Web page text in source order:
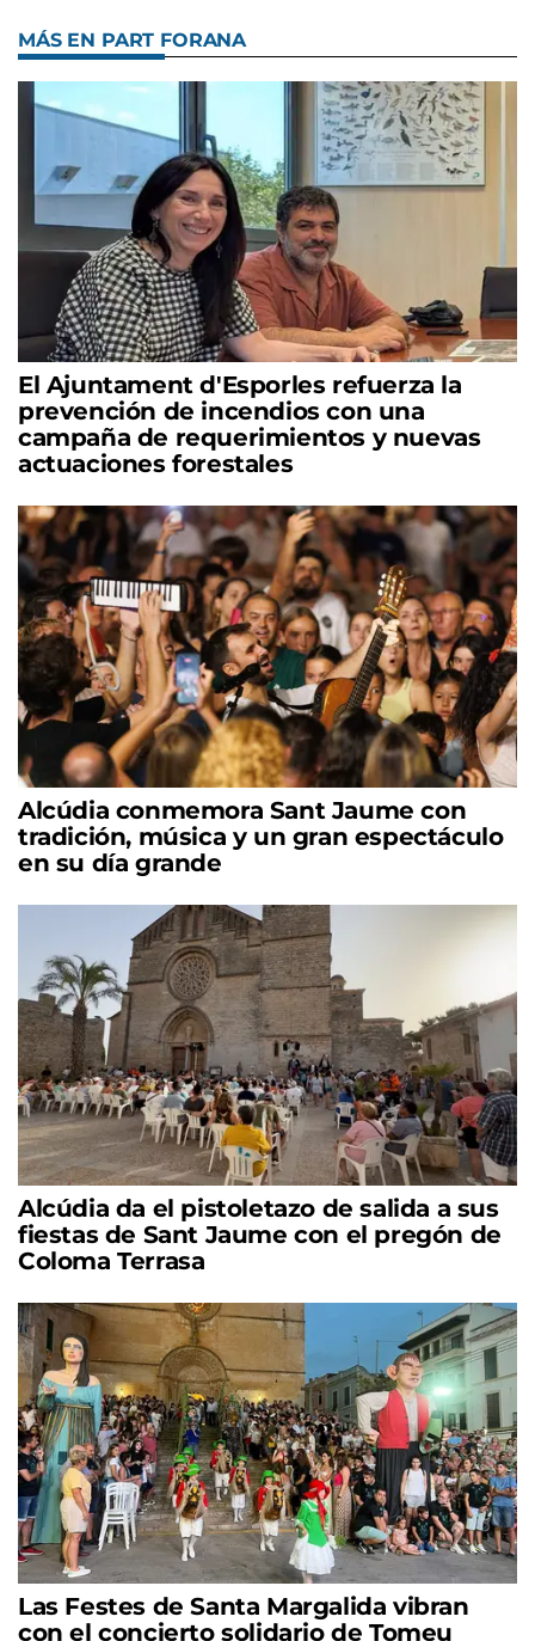
MÁS EN PART FORANA
El Ajuntament d'Esporles refuerza la
prevención de incendios con una
campaña de requerimientos y nuevas
actuaciones forestales
Alcúdia conmemora Sant Jaume con
tradición, música y un gran espectáculo
en su día grande
Alcúdia da el pistoletazo de salida a sus
fiestas de Sant Jaume con el pregón de
Coloma Terrasa
Las Festes de Santa Margalida vibran
con el concierto solidario de Tomeu